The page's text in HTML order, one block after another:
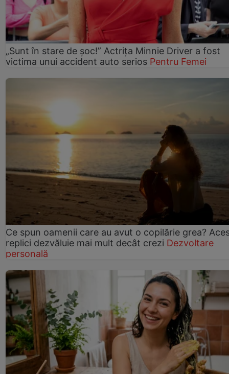
„Sunt în stare de șoc!” Actrița Minnie Driver a fost
victima unui accident auto serios Pentru Femei
Ce spun oamenii care au avut o copilărie grea?
replici dezvăluie mai mult decât crezi Dezvoltare
personală